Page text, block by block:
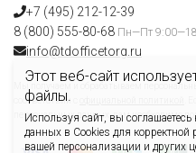
Этот веб-сайт
файлы.
Используя сайт, вы соглашаетесь
данных в Cookies для корректной
вашей персонализации и других
+7 (495) 212-12-39
8 (800) 555-80-68 Пн—Пт
info@tdofficetorg.ru
Мы получаем и обрабатываем
соответствии с
.
персональных данных, вам необходимо